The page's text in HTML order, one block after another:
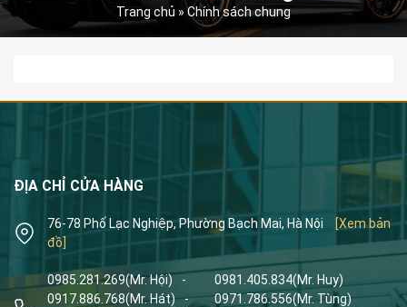
Trang chủ » Chính sách chung
ĐỊA CHỈ CỬA HÀNG
76-78 Phố Lạc Nghiệp, Phường Bạch Mai, Hà Nội
[Xem bản
đồ]
0985.281.269(Mr. Hội) - 0981.405.834(Mr. Huy)
0917.886.768(Mr. Hát) - 0971.786.556(Mr. Tùng)